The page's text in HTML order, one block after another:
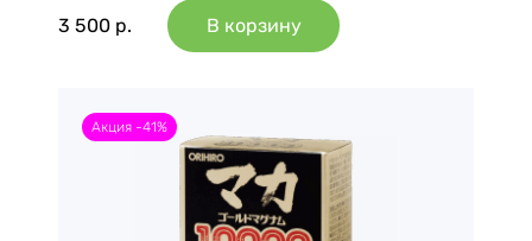
3 500 р. В корзину
Акция -41%